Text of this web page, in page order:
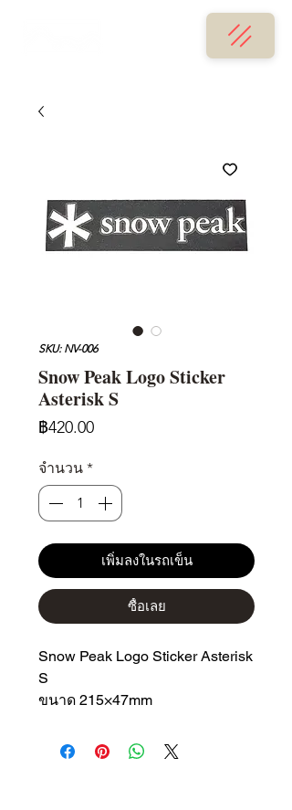
SKU: NV-006
Snow Peak Logo Sticker
Asterisk S
฿420.00ราคา
จำนวน *
เพิ่มลงในรถเข็น
ซื้อเลย
Snow Peak Logo Sticker Asterisk
S
ขนาด 215×47mm